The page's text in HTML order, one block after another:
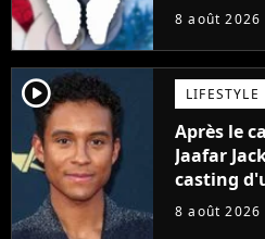
8 août 2026
player2 LIFESTYLE
Après le
Jaafar
casting
Will Smith
8 août 2026